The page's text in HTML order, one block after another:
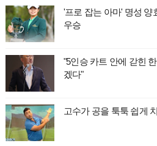
'프로 잡는 아마' 명성 양
우승
"5인승 카트 안에 갇힌
겠다"
고수가 공을 툭툭 쉽게